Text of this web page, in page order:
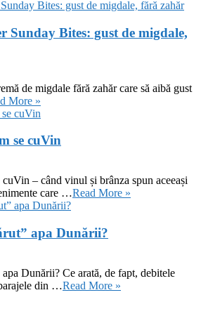
Sunday Bites: gust de migdale,
de migdale fără zahăr care să aibă gust
More »
se cuVin
– când vinul și brânza spun aceeași
care …Read More »
apa Dunării?
Dunării? Ce arată, de fapt, debitele
din …Read More »